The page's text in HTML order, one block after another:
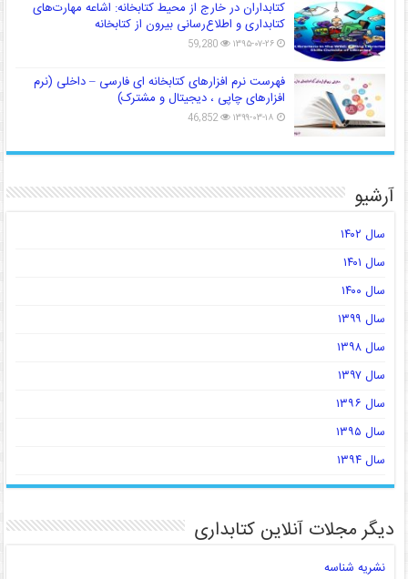
کتابداران در خارج از محیط کتابخانه: اشاعه مهارت‌های
کتابداری و اطلاع‌رسانی بیرون از کتابخانه
۱۳۹۵-۰۷-۲۶ 59,280
فهرست نرم افزارهای کتابخانه ای فارسی – داخلی (نرم
افزارهای چاپی ، دیجیتال و مشترک)
۱۳۹۹-۰۳-۱۸ 46,852
آرشیو
سال ۱۴۰۲
سال ۱۴۰۱
سال ۱۴۰۰
سال ۱۳۹۹
سال ۱۳۹۸
سال ۱۳۹۷
سال ۱۳۹۶
سال ۱۳۹۵
سال ۱۳۹۴
دیگر مجلات آنلاین کتابداری
نشریه شناسه